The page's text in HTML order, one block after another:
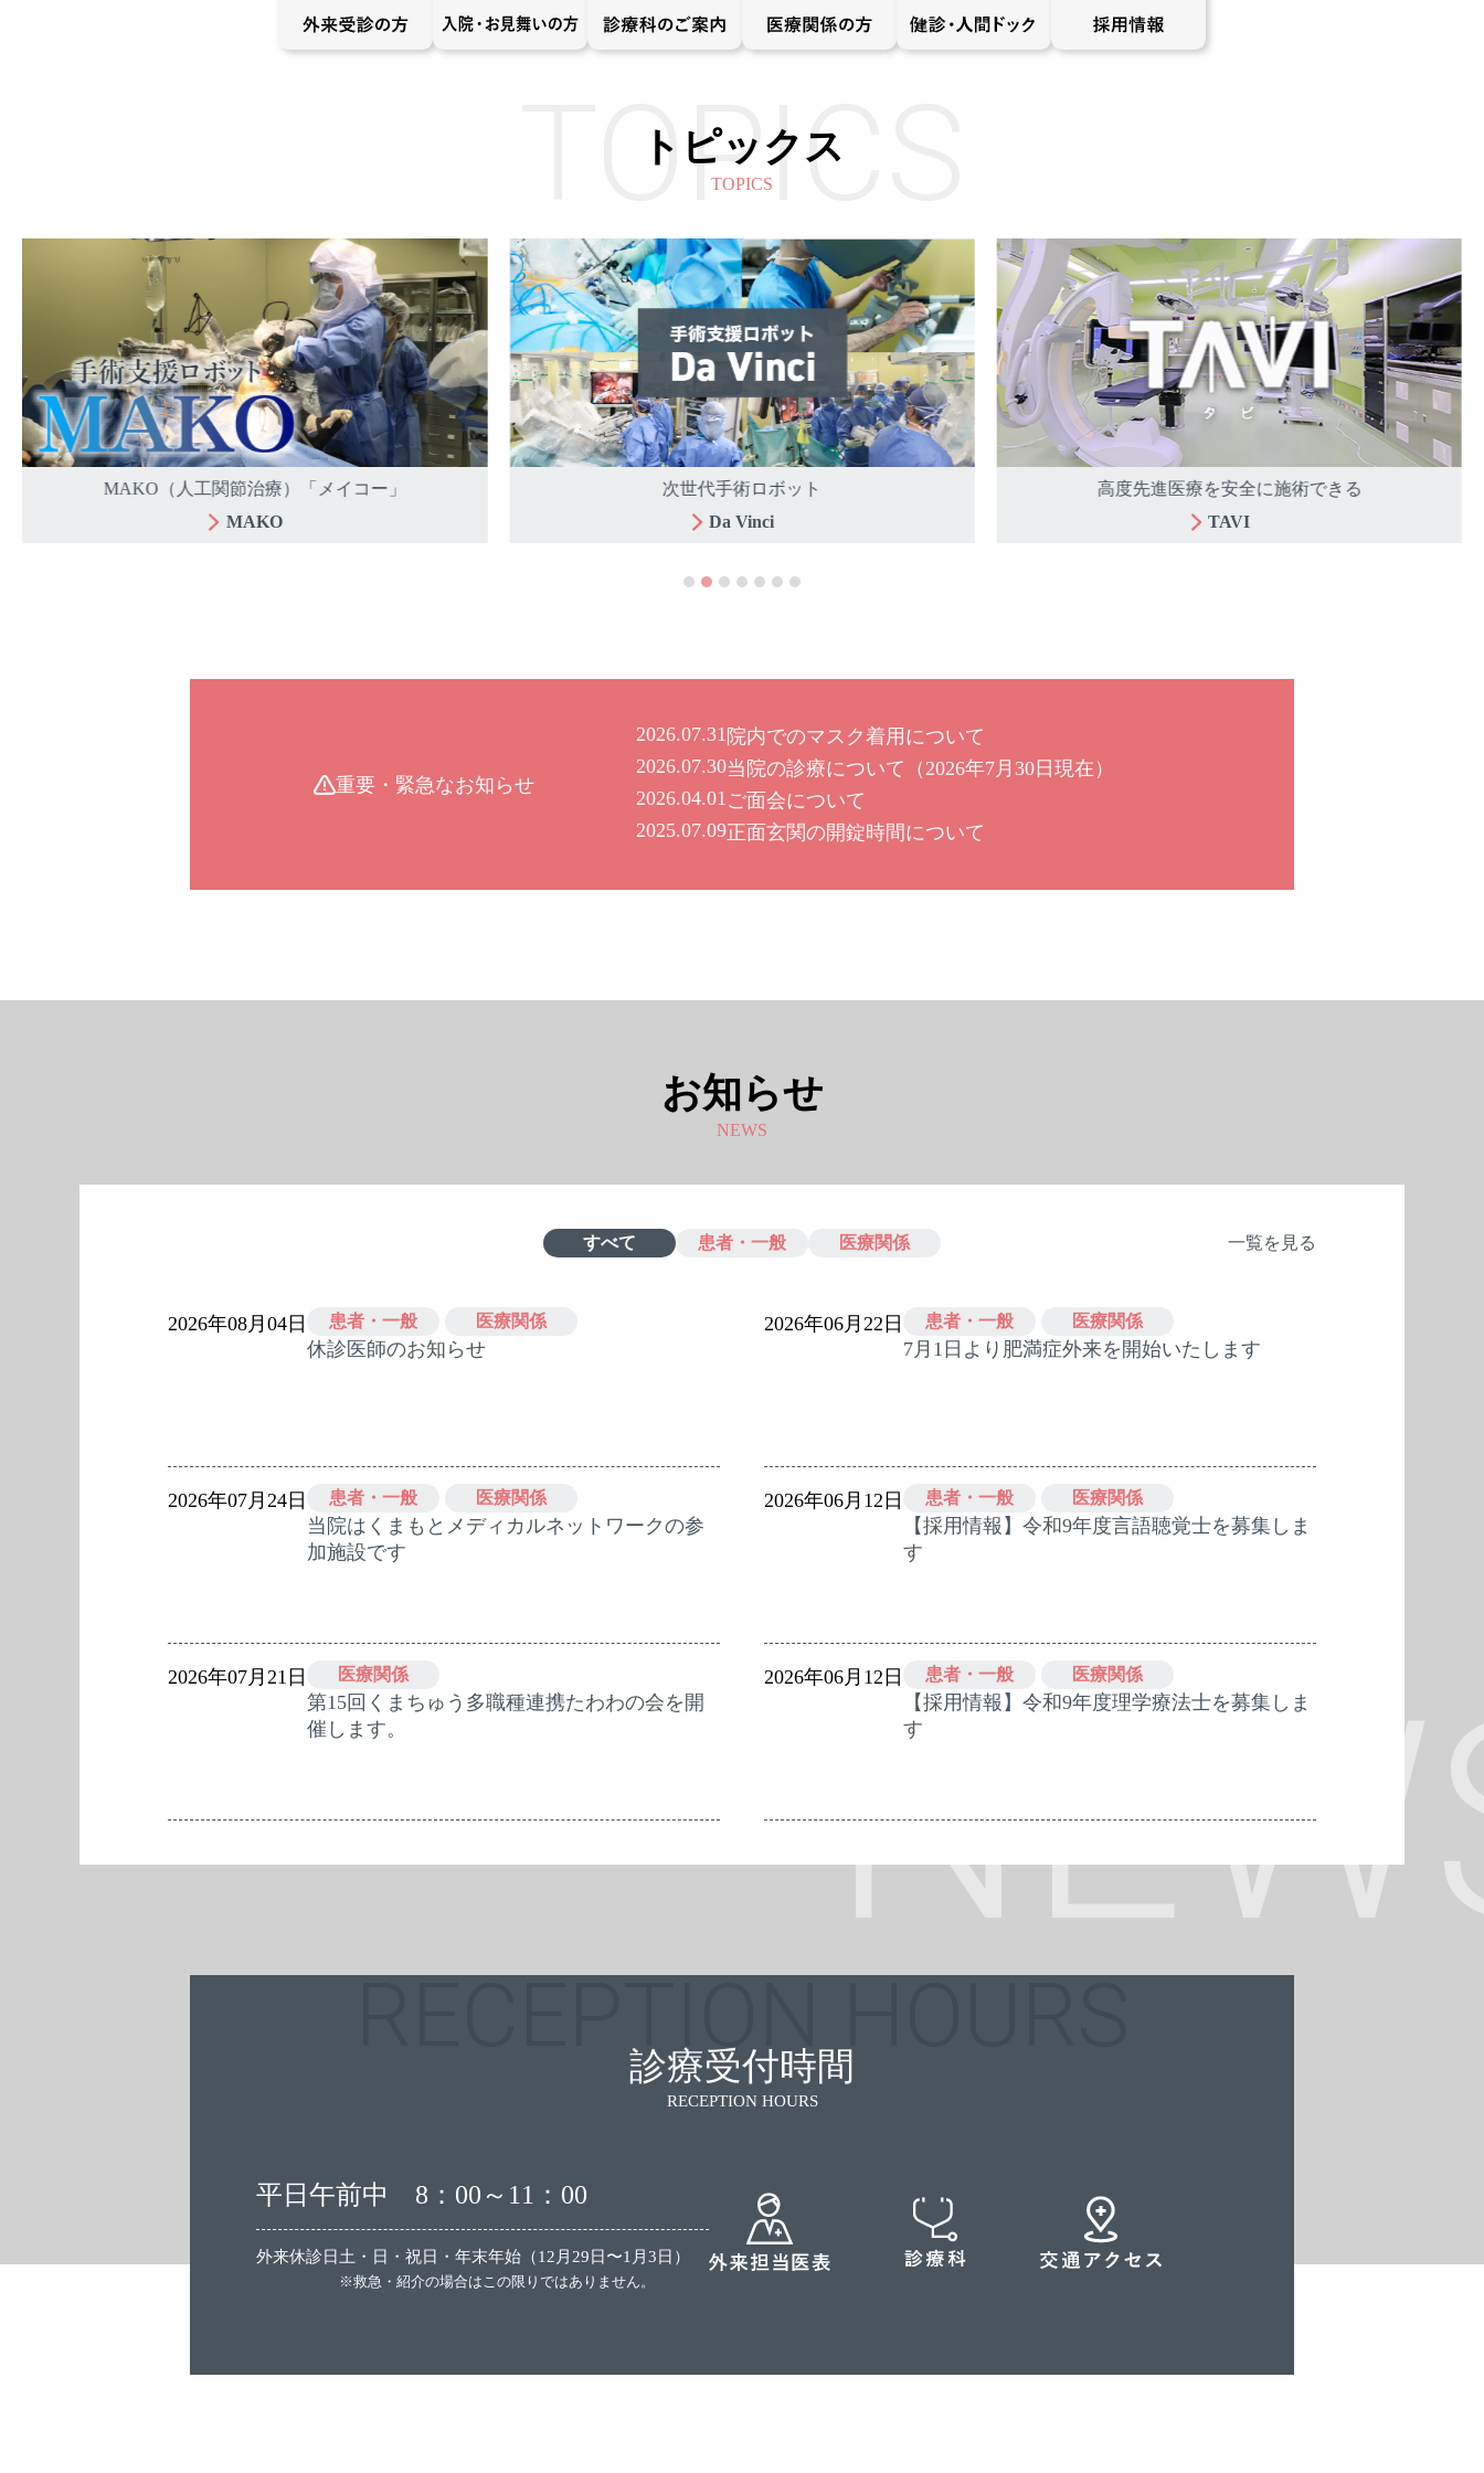
トピックス
TOPICS
MAKO（人工関節治療）「メイコー」
MAKO
次世代手術ロボット
Da Vinci
高度先進医療を安全に施術できる
TAVI
重要・緊急なお知らせ
2026.07.31 院内でのマスク着用について
2026.07.30当院の診療について（2026年7月30日現在）
2026.04.01ご面会について
2025.07.09正面玄関の開錠時間について
お知らせ
NEWS
すべて 患者・一般 医療関係 一覧を見る
2026年08月04日 患者・一般 医療関係
休診医師のお知らせ
2026年07月24日 患者・一般 医療関係
当院はくまもとメディカルネットワークの参
加施設です
2026年07月21日 医療関係
第15回くまちゅう多職種連携たわわの会を開
催します。
2026年06月22日 患者・一般 医療関係
7月1日より肥満症外来を開始いたします
2026年06月12日 患者・一般 医療関係
【採用情報】令和9年度言語聴覚士を募集しま
す
2026年06月12日 患者・一般 医療関係
【採用情報】令和9年度理学療法士を募集しま
す
診療受付時間
RECEPTION HOURS
平日午前中 8：00～11：00
外来休診日 土・日・祝日・年末年始（12月29日〜1月3日）
※救急・紹介の場合はこの限りではありません。